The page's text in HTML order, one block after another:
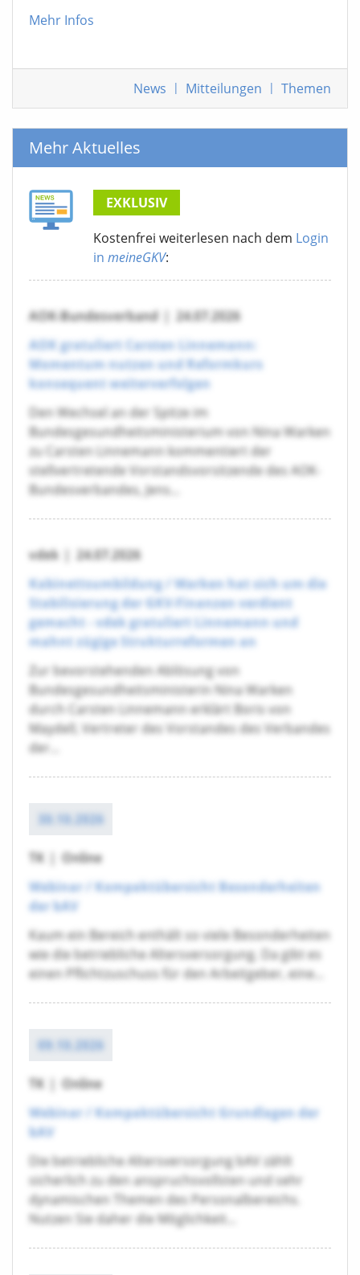
Mehr Infos
News | Mitteilungen | Themen
Mehr Aktuelles
EXKLUSIV
Kostenfrei weiterlesen nach dem Login
in meineGKV:
AOK-Bundesverband
24.07.2026
AOK gratuliert Carsten Linnemann:
Momentum nutzen und Reformkurs
konsequent weiterverfolgen
Den Wechsel an der Spitze im
Bundesgesundheitsministerium von Nina Warken
zu Carsten Linnemann kommentiert der
stellvertretende Vorstandsvorsitzende des AOK-
Bundesverbandes, Jens...
vdek
24.07.2026
Kabinettsumbildung / Warken hat sich um die
Stabilisierung der GKV-Finanzen verdient
gemacht - vdek gratuliert Linnemann und
mahnt zügige Strukturreformen an
Zur bevorstehenden Ablösung von
Bundesgesundheitsministerin Nina Warken
durch Carsten Linnemann erklärt Boris von
Maydell, Vertreter des Vorstandes des Verbandes
der...
30.10.2026
TK
Online
Webinar / Kompaktübersicht Besonderheiten
der bAV
Kaum ein Bereich enthält so viele Besonderheiten
wie die betriebliche Altersversorgung. Da gibt es
einen Pflichtzuschuss für den Arbeitgeber, eine...
09.10.2026
TK
Online
Webinar / Kompaktübersicht Grundlagen der
bAV
Die betriebliche Altersversorgung bAV zählt
sicherlich zu den anspruchsvollsten und sehr
dynamischen Themen des Personalbereichs.
Nutzen Sie daher die Möglichkeit...